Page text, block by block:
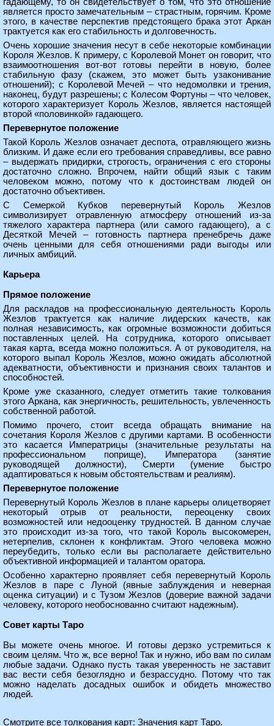
является просто замечательным – страстным, горячим. Кроме
этого, в качестве перспектив предстоящего брака этот Аркан
трактуется как его стабильность и долговечность.
Очень хорошие значения несут в себе некоторые комбинации
Короля Жезлов. К примеру, с Королевой Монет он говорит, что
взаимоотношения вот-вот готовы перейти в новую, более
стабильную фазу (скажем, это может быть узаконивание
отношений); с Королевой Мечей – что недомолвки и трения,
наконец, будут разрешены; с Колесом Фортуны – что человек,
которого характеризует Король Жезлов, является настоящей
второй «половинкой» гадающего.
Перевернутое положение
Такой Король Жезлов означает деспота, отравляющего жизнь
близким. И даже если его требования справедливы, все равно
– выдержать придирки, строгость, ограничения с его стороны
достаточно сложно. Впрочем, найти общий язык с таким
человеком можно, потому что к достоинствам людей он
достаточно объективен.
С Семеркой Кубков перевернутый Король Жезлов
символизирует отравленную атмосферу отношений из-за
тяжелого характера партнера (или самого гадающего), а с
Десяткой Мечей – готовность партнера пренебречь даже
очень ценными для себя отношениями ради выгоды или
личных амбиций.
Карьера
Прямое положение
Для раскладов на профессиональную деятельность Король
Жезлов трактуется как наличие лидерских качеств, как
полная независимость, как огромные возможности добиться
поставленных целей. На сотрудника, которого описывает
такая карта, всегда можно положиться. А от руководителя, на
которого выпал Король Жезлов, можно ожидать абсолютной
адекватности, объективности и признания своих талантов и
способностей.
Кроме уже сказанного, следует отметить такие толкования
этого Аркана, как энергичность, решительность, увлеченность
собственной работой.
Помимо прочего, стоит всегда обращать внимание на
сочетания Короля Жезлов с другими картами. В особенности
это касается Императрицы (значительные результаты на
профессиональном поприще), Императора (занятие
руководящей должности), Смерти (умение быстро
адаптироваться к новым обстоятельствам и реалиям).
Перевернутое положение
Перевернутый Король Жезлов в плане карьеры олицетворяет
некоторый отрыв от реальности, переоценку своих
возможностей или недооценку трудностей. В данном случае
это происходит из-за того, что такой Король высокомерен,
нетерпелив, склонен к конфликтам. Этого человека можно
переубедить, только если вы располагаете действительно
объективной информацией и талантом оратора.
Особенно характерно проявляет себя перевернутый Король
Жезлов в паре с Луной (явные заблуждения и неверная
оценка ситуации) и с Тузом Жезлов (доверие важной задачи
человеку, которого необоснованно считают надежным).
Совет карты Таро
Вы можете очень многое. И готовы дерзко устремиться к
своим целям. Что ж, все верно! Так и нужно, ибо вам по силам
любые задачи. Однако пусть такая уверенность не заставит
вас вести себя безоглядно и безрассудно. Потому что так
можно наделать досадных ошибок и обидеть множество
людей.
Смотрите все толкования карт: Значения карт Таро.